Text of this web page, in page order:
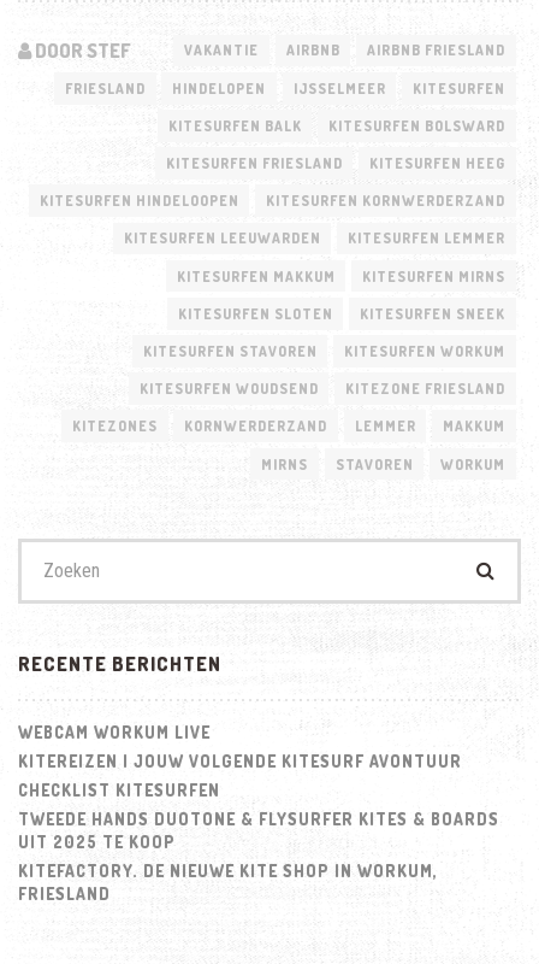
DOOR STEF VAKANTIE AIRBNB AIRBNB FRIESLAND
FRIESLAND HINDELOPEN IJSSELMEER KITESURFEN
KITESURFEN BALK KITESURFEN BOLSWARD
KITESURFEN FRIESLAND KITESURFEN HEEG
KITESURFEN HINDELOOPEN KITESURFEN KORNWERDERZAND
KITESURFEN LEEUWARDEN KITESURFEN LEMMER
KITESURFEN MAKKUM KITESURFEN MIRNS
KITESURFEN SLOTEN KITESURFEN SNEEK
KITESURFEN STAVOREN KITESURFEN WORKUM
KITESURFEN WOUDSEND KITEZONE FRIESLAND
KITEZONES KORNWERDERZAND LEMMER MAKKUM
MIRNS STAVOREN WORKUM
naar:
RECENTE BERICHTEN
WEBCAM WORKUM LIVE
KITEREIZEN | JOUW VOLGENDE KITESURF AVONTUUR
CHECKLIST KITESURFEN
TWEEDE HANDS DUOTONE & FLYSURFER KITES & BOARDS
UIT 2025 TE KOOP
KITEFACTORY. DE NIEUWE KITE SHOP IN WORKUM,
FRIESLAND